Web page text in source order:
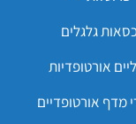
כסאות גלגלים
אורטופדיות
מדף אורטופדיים